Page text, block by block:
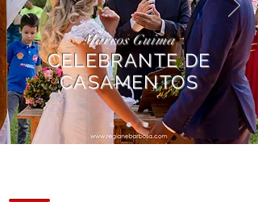
Marcos Guima
CELEBRANTE DE
CASAMENTOS